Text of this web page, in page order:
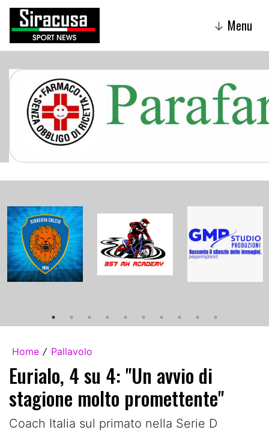
↓ Menu
Home / Pallavolo
Eurialo, 4 su 4: "Un avvio di
stagione molto promettente"
Coach Italia sul primato nella Serie D